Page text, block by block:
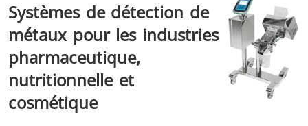
THS/FBB
THS/MBB
THS/GMS21
THS/G21
Systèmes de détection de
métaux pour les industries
pharmaceutique,
nutritionnelle et
cosmétique